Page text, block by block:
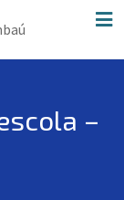
–